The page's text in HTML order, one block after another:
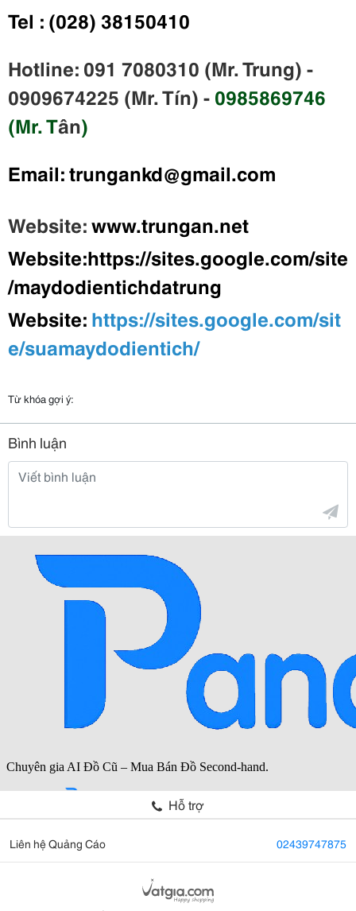
Tel : (028) 38150410
Hotline: 091 7080310 (Mr. Trung) -
0909674225 (Mr. Tín) - 0985869746
(Mr. Tân)
Email:trungankd@gmail.com
Website:www.trungan.net
Website:https://sites.google.com/site
/maydodientichdatrung
Website: https://sites.google.com/sit
e/suamaydodientich/
Từ khóa gợi ý:
Bình luận
Hỗ trợ
Liên hệ Quảng Cáo 02439747875